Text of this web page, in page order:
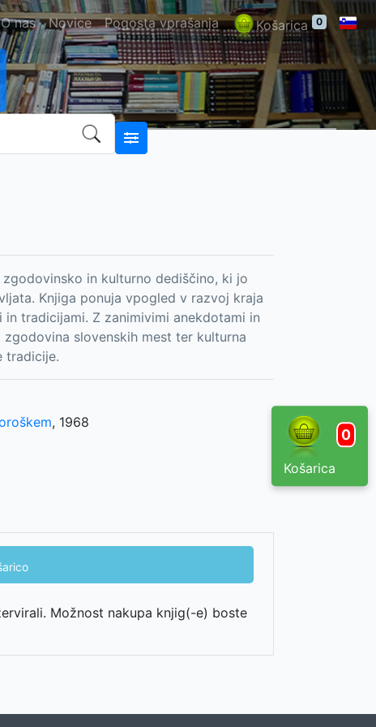
O nas Novice Pogosta vprašanja Košarica 0
0
Košarica
in kulturno dediščino, ki jo
Knjiga ponuja vpogled v razvoj kraja
tradicijami. Z zanimivimi anekdotami in
slovenskih mest ter kulturna
tradicije.
, 1968
Možnost nakupa knjig(-e) boste